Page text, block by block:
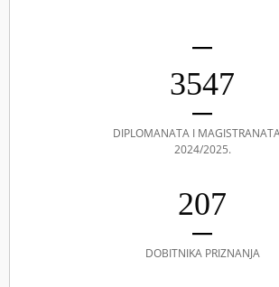
3547
DIPLOMANATA I
2024/2025.
207
DOBITNIKA PRIZNANJA